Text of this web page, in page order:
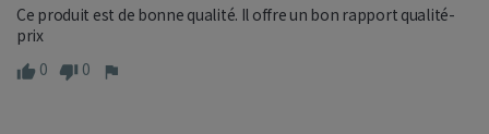
Ce produit est de bonne qualité. Il offre un bon rapport qualité-
prix
0
0